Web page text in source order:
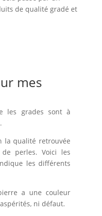
de qualité gradé et
mes
les grades sont à
la qualité retrouvée
perles. Voici les
les différents
a une couleur
ni défaut.